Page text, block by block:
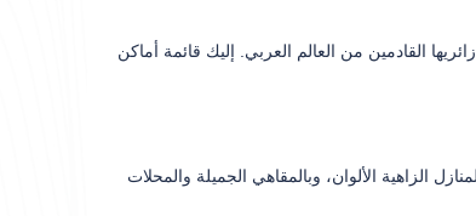
القادمين من العالم العربي. إليك قائمة أماكن
الزاهية الألوان، وبالمقاهي الجميلة والمحلات